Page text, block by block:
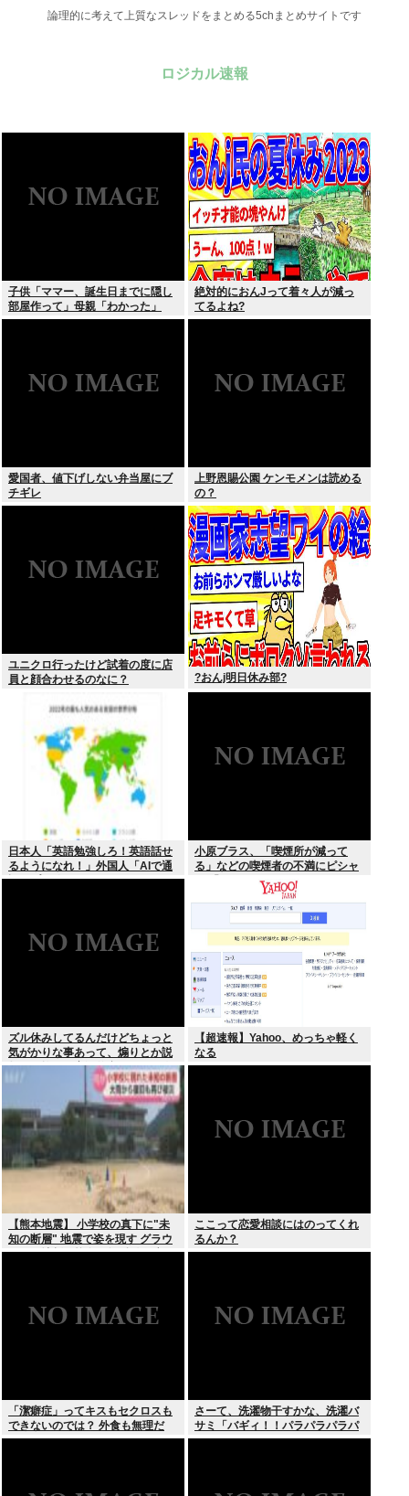
論理的に考えて上質なスレッドをまとめる5chまとめサイトです
ロジカル速報
子供「ママー、誕生日までに隠し
部屋作って」母親「わかった」
絶対的におんJって着々人が減っ
てるよね?
愛国者、値下げしない弁当屋にブ
チギレ
上野恩賜公園 ケンモメンは読める
の？
ユニクロ行ったけど試着の度に店
員と顔合わせるのなに？
?おんj明日休み部?
日本人「英語勉強しろ！英語話せ
るようになれ！」外国人「AIで通
訳アプリ使えばいいじゃん」
小原ブラス、「喫煙所が減って
る」などの喫煙者の不満にピシャ
リ 「じゃあやめれば？タバコなん
て家でだけ吸ってればいい」
ズル休みしてるんだけどちょっと
気がかりな事あって、煽りとか説
教とか抜きに客観的意見くれる人
だけきてくれ
【超速報】Yahoo、めっちゃ軽く
なる
【熊本地震】 小学校の真下に"未
知の断層" 地震で姿を現す グラウ
ンドに地割れ校舎に亀裂 八代市
ここって恋愛相談にはのってくれ
るんか？
「潔癖症」ってキスもセクロスも
できないのでは？ 外食も無理だ
ろ。
さーて、洗濯物干すかな、洗濯バ
サミ「バギィ！！パラパラパラパ
ラ」